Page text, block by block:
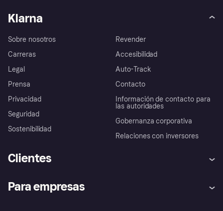
Klarna
Sobre nosotros
Carreras
Legal
Prensa
Privacidad
Seguridad
Sostenibilidad
Revender
Accesibilidad
Auto-Track
Contacto
Información de contacto para
las autoridades
Gobernanza corporativa
Relaciones con inversores
Clientes
Inicio de sesión
Para empresas